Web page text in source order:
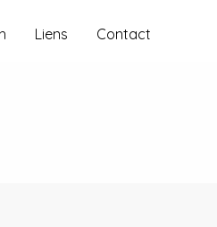
Liens Contact